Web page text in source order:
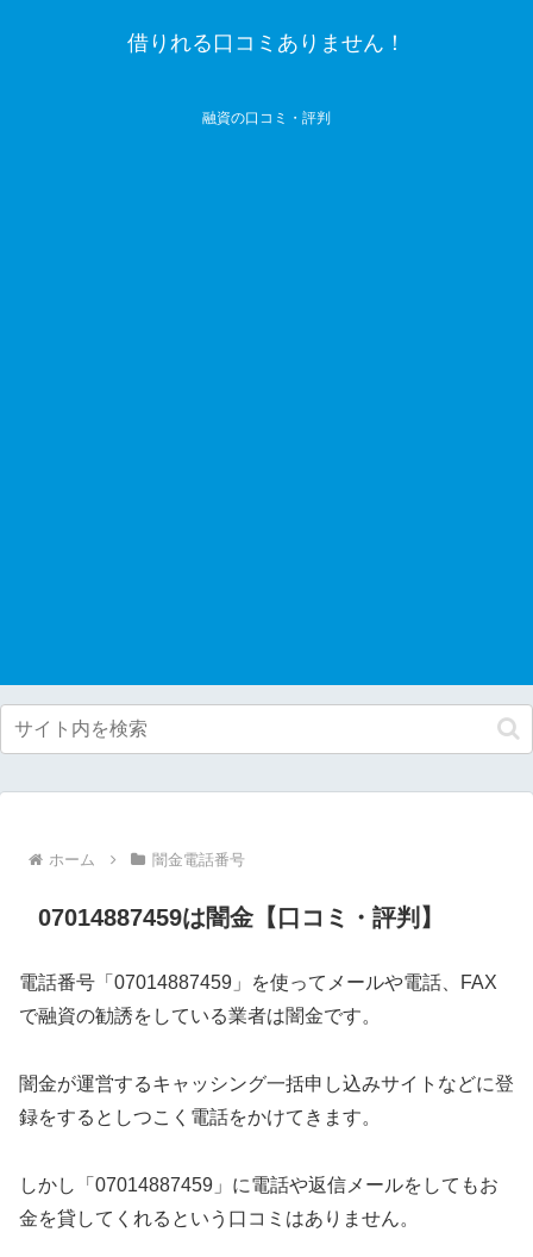
借りれる口コミありません！
融資の口コミ・評判
ホーム 闇金電話番号
07014887459は闇金【口コミ・評判】
電話番号「07014887459」を使ってメールや電話、FAX
で融資の勧誘をしている業者は闇金です。
闇金が運営するキャッシング一括申し込みサイトなどに登
録をするとしつこく電話をかけてきます。
しかし「07014887459」に電話や返信メールをしてもお
金を貸してくれるという口コミはありません。